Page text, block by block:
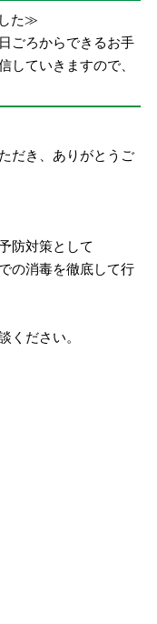
た≫
ごろからできるお手
していきますので、
だき、ありがとうご
防対策として
の消毒を徹底して行
ください。